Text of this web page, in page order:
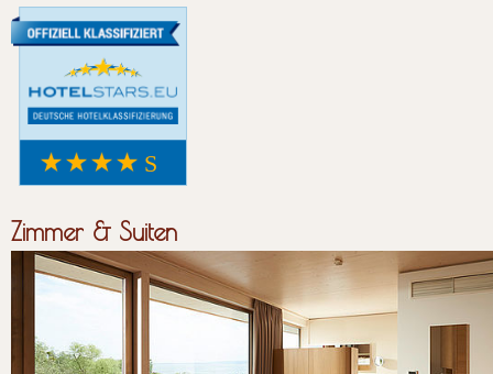
Zimmer & Suiten